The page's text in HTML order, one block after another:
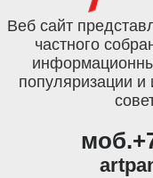
Веб сайт
частного
популяризации и